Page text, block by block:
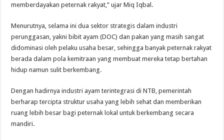
memberdayakan peternak rakyat,” ujar Miq Iqbal.
Menurutnya, selama ini dua sektor strategis dalam industri
perunggasan, yakni bibit ayam (DOC) dan pakan yang masih sangat
didominasi oleh pelaku usaha besar, sehingga banyak peternak rakyat
berada dalam pola kemitraan yang membuat mereka tetap bertahan
hidup namun sulit berkembang.
Dengan hadirnya industri ayam terintegrasi di NTB, pemerintah
berharap tercipta struktur usaha yang lebih sehat dan memberikan
ruang lebih besar bagi peternak lokal untuk berkembang secara
mandiri.